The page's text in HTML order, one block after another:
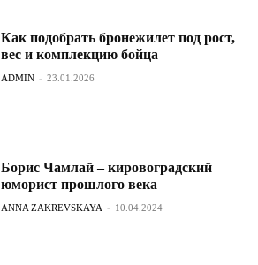
Как подобрать бронежилет под рост,
вес и комплекцию бойца
ADMIN - 23.01.2026
Борис Чамлай – кировоградский
юморист прошлого века
ANNA ZAKREVSKAYA - 10.04.2024